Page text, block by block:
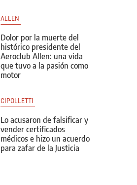
ALLEN
Dolor por la muerte del
histórico presidente del
Aeroclub Allen: una vida
que tuvo a la pasión como
motor
CIPOLLETTI
Lo acusaron de falsificar y
vender certificados
médicos e hizo un acuerdo
para zafar de la Justicia